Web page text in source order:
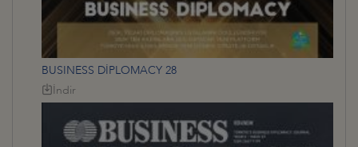
BUSINESS DİPLOMACY 28
İndir